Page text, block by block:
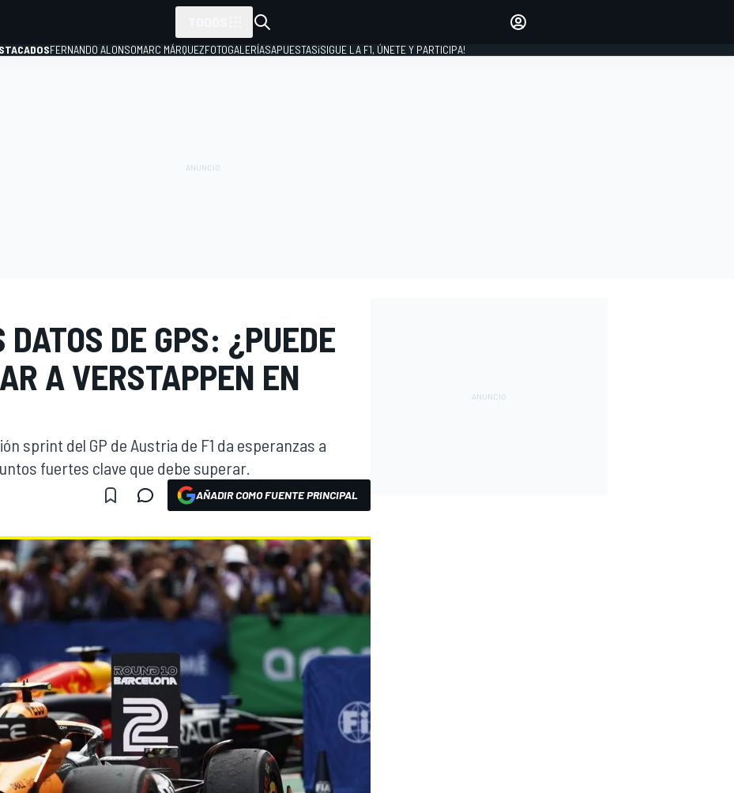
FERNANDO ALONSOMARC MÁRQUEZFOTOGALERÍASAPUESTAS¡SIGUE LA F1, ÚNETE Y PARTICIPA!
DATOS DE GPS: ¿PUEDE
A VERSTAPPEN EN
sprint del GP de Austria de F1 da esperanzas a
fuertes clave que debe superar.
AÑADIR COMO FUENTE PRINCIPAL